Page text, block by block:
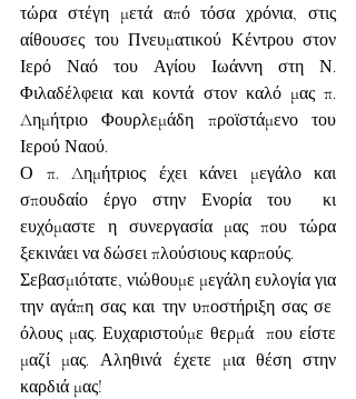
τώρα στέγη μετά από τόσα χρόνια, στις
αίθουσες του Πνευματικού Κέντρου στον
Ιερό Ναό του Αγίου Ιωάννη στη Ν.
Φιλαδέλφεια και κοντά στον καλό μας π.
Δημήτριο Φουρλεμάδη προϊστάμενο του
Ιερού Ναού.
Ο π. Δημήτριος έχει κάνει μεγάλο και
σπουδαίο έργο στην Ενορία του  κι
ευχόμαστε η συνεργασία μας που τώρα
ξεκινάει να δώσει πλούσιους καρπούς.
Σεβασμιότατε, νιώθουμε μεγάλη ευλογία για
την αγάπη σας και την υποστήριξη σας σε
όλους μας. Ευχαριστούμε θερμά  που είστε
μαζί μας. Αληθινά έχετε μια θέση στην
καρδιά μας!